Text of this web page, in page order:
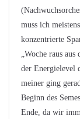
muss ich
konzentrierte
„Woche raus
der Energielevel
meiner ging
Beginn des
Ende, da wir